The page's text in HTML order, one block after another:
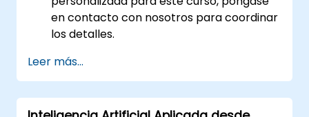
en contacto con nosotros para coordinar
los detalles.
Leer más...